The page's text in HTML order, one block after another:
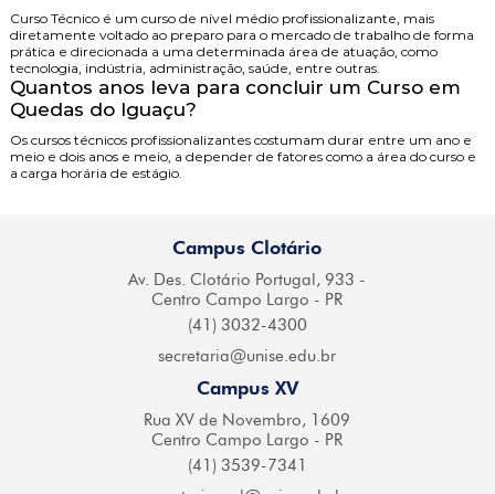
Curso Técnico é um curso de nível médio profissionalizante, mais
diretamente voltado ao preparo para o mercado de trabalho de forma
prática e direcionada a uma determinada área de atuação, como
tecnologia, indústria, administração, saúde, entre outras.
Quantos anos leva para concluir um Curso em
Quedas do Iguaçu?
Os cursos técnicos profissionalizantes costumam durar entre um ano e
meio e dois anos e meio, a depender de fatores como a área do curso e
a carga horária de estágio.
Campus Clotário
Av. Des. Clotário Portugal, 933 -
Centro Campo Largo - PR
(41) 3032-4300
secretaria@unise.edu.br
Campus XV
Rua XV de Novembro, 1609
Centro Campo Largo - PR
(41) 3539-7341